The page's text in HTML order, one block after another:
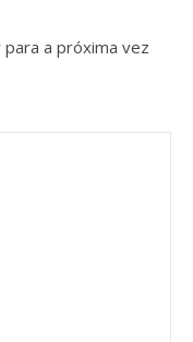
a próxima vez